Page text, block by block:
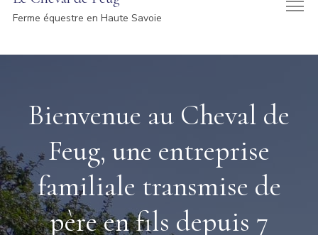
Ferme équestre en Haute Savoie
Bienvenue au Cheval de
Feug, une entreprise
familiale transmise de
père en fils depuis 7